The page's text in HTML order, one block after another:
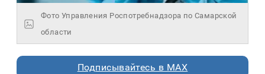
Фото Управления Роспотребнадзора по Самарской
области
Подписывайтесь в MAX